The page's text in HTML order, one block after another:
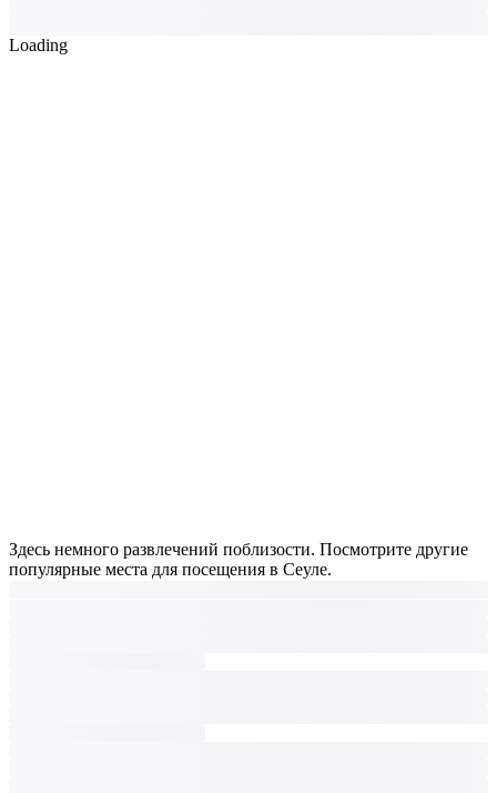
Loading
Здесь немного развлечений поблизости. Посмотрите другие
популярные места для посещения в Сеуле.